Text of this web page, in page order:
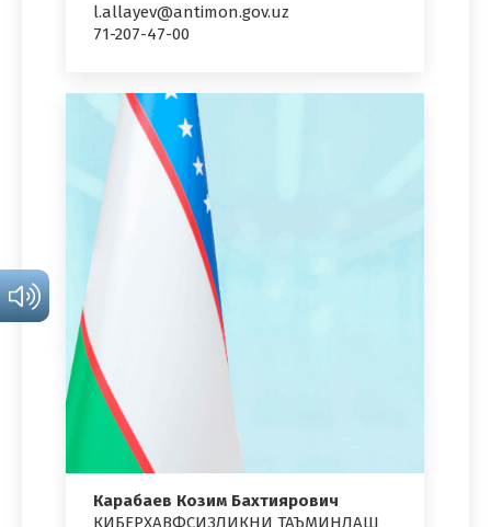
l.allayev@antimon.gov.uz
71-207-47-00
Карабаев Козим Бахтиярович
КИБЕРХАВФСИЗЛИКНИ ТАЪМИНЛАШ